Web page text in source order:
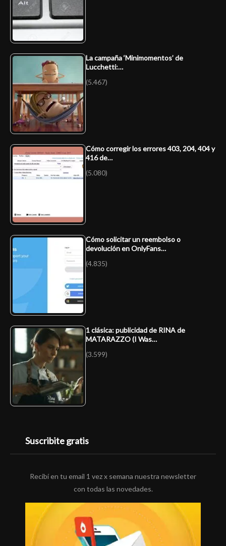
La campaña ‘Minimomentos’ de
Lucchetti:…
(5.467)
Cómo corregir los errores 403, 204, 404 y
416 de…
(5.080)
Cómo solicitar un reembolso o
devolución en OnlyFans…
(4.835)
1 clásica: publicidad de RINA de
MATARAZZO (I Was…
(3.599)
Suscribite gratis
Recibí en tu email 1 vez x semana nuestra newsletter
con todas las novedades.